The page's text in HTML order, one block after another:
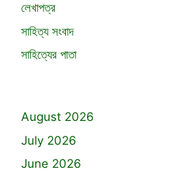
লেখাপত্র
সাহিত্য সংবাদ
সাহিত্যের পাতা
August 2026
July 2026
June 2026